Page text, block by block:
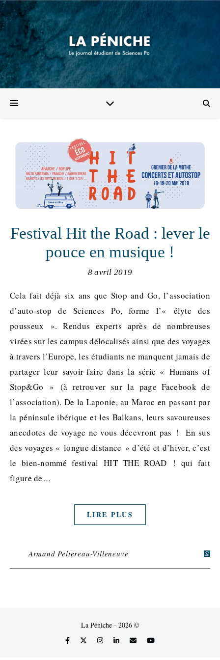
Festival Hit the Road : lever le
pouce en musique !
8 avril 2019
Cela fait déjà six ans que Stop and Go, l’association
d’auto-stop de Sciences Po, forme l’« élyte des
pousseux ». Rendus experts après de nombreuses
virées sur les campus délocalisés ainsi que des voyages
à travers l’Europe, les étudiants ne manquent jamais de
partager leur savoir-faire dans la série « Humans of
Stop&Go » (à retrouver sur la page Facebook de
l’association). De la Laponie, au Maroc en passant par
la péninsule ibérique et les Balkans, leurs savoureuses
anecdotes de voyage ne vous décevront pas ! En sus
des voyages « longue distance » d’été et d’hiver, c’est
le bien-nommé festival HIT THE ROAD ! qui fait
figure de…
LIRE PLUS
Armand Peltereau-Villeneuve
La Péniche - 2026 ©